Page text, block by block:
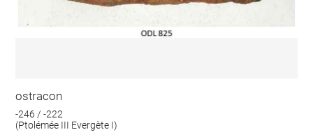
ostracon
-246 / -222
(Ptolémée III Evergète I)